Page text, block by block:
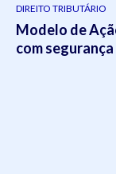
DIREITO TRIBUTÁRIO
Modelo de
com segurança